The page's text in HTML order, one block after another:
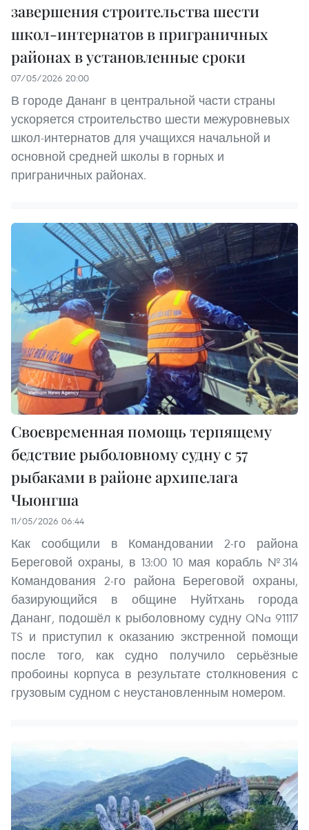
завершения строительства шести
школ-интернатов в приграничных
районах в установленные сроки
07/05/2026 20:00
В городе Дананг в центральной части страны
ускоряется строительство шести межуровневых
школ-интернатов для учащихся начальной и
основной средней школы в горных и
приграничных районах.
Своевременная помощь терпящему
бедствие рыболовному судну с 57
рыбаками в районе архипелага
Чыонгша
11/05/2026 06:44
Как сообщили в Командовании 2-го района
Береговой охраны, в 13:00 10 мая корабль №314
Командования 2-го района Береговой охраны,
базирующийся в общине Нуйтхань города
Дананг, подошёл к рыболовному судну QNa 91117
TS и приступил к оказанию экстренной помощи
после того, как судно получило серьёзные
пробоины корпуса в результате столкновения с
грузовым судном с неустановленным номером.